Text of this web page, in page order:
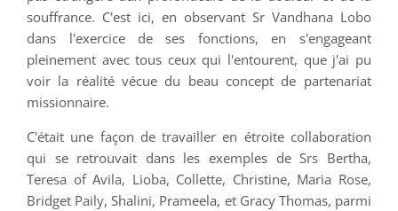
souffrance. C'est ici, en observant Sr Vandhana Lobo
dans l'exercice de ses fonctions, en s'engageant
pleinement avec tous ceux qui l'entourent, que j'ai pu
voir la réalité vécue du beau concept de partenariat
missionnaire.
C'était une façon de travailler en étroite collaboration
qui se retrouvait dans les exemples de Srs Bertha,
Teresa of Avila, Lioba, Collette, Christine, Maria Rose,
Bridget Paily, Shalini, Prameela, et Gracy Thomas, parmi